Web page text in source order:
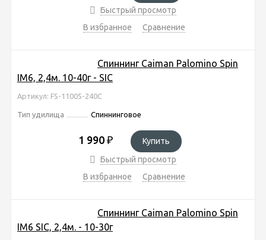
Быстрый просмотр
В избранное
Сравнение
Спиннинг Caiman Palomino Spin
IM6, 2,4м. 10-40г - SIC
Артикул: FS-11005-240C
Тип удилища Спиннинговое
1 990 ₽
Купить
Быстрый просмотр
В избранное
Сравнение
Спиннинг Caiman Palomino Spin
IM6 SIC, 2,4м. - 10-30г